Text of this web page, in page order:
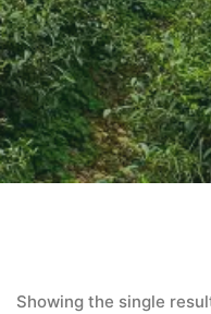
Showing the single